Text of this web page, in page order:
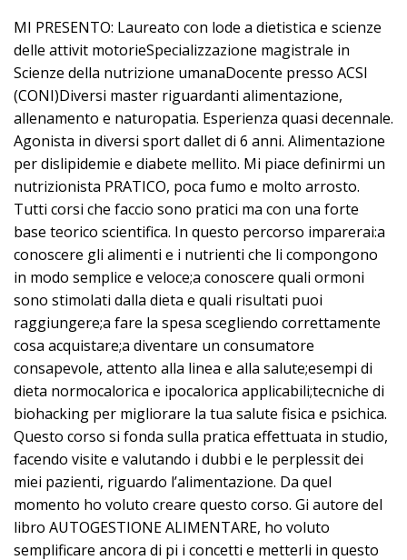
MI PRESENTO: Laureato con lode a dietistica e scienze
delle attivit motorieSpecializzazione magistrale in
Scienze della nutrizione umanaDocente presso ACSI
(CONI)Diversi master riguardanti alimentazione,
allenamento e naturopatia. Esperienza quasi decennale.
Agonista in diversi sport dallet di 6 anni. Alimentazione
per dislipidemie e diabete mellito. Mi piace definirmi un
nutrizionista PRATICO, poca fumo e molto arrosto.
Tutti corsi che faccio sono pratici ma con una forte
base teorico scientifica. In questo percorso imparerai:a
conoscere gli alimenti e i nutrienti che li compongono
in modo semplice e veloce;a conoscere quali ormoni
sono stimolati dalla dieta e quali risultati puoi
raggiungere;a fare la spesa scegliendo correttamente
cosa acquistare;a diventare un consumatore
consapevole, attento alla linea e alla salute;esempi di
dieta normocalorica e ipocalorica applicabili;tecniche di
biohacking per migliorare la tua salute fisica e psichica.
Questo corso si fonda sulla pratica effettuata in studio,
facendo visite e valutando i dubbi e le perplessit dei
miei pazienti, riguardo l’alimentazione. Da quel
momento ho voluto creare questo corso. Gi autore del
libro AUTOGESTIONE ALIMENTARE, ho voluto
semplificare ancora di pi i concetti e metterli in questo